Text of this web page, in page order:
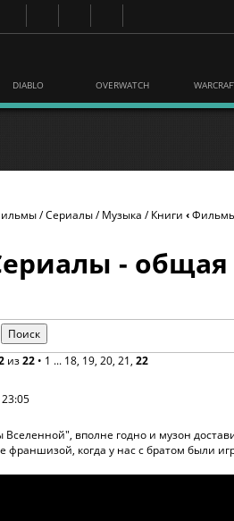
DIABLO OVERWATCH
/ Сериалы / Музыка / Книги ‹
- общая
из22 • 1 ... 18, 19, 20, 21, 22
Вселенной", вполне годно и музон
франшизой, когда у нас с братом были